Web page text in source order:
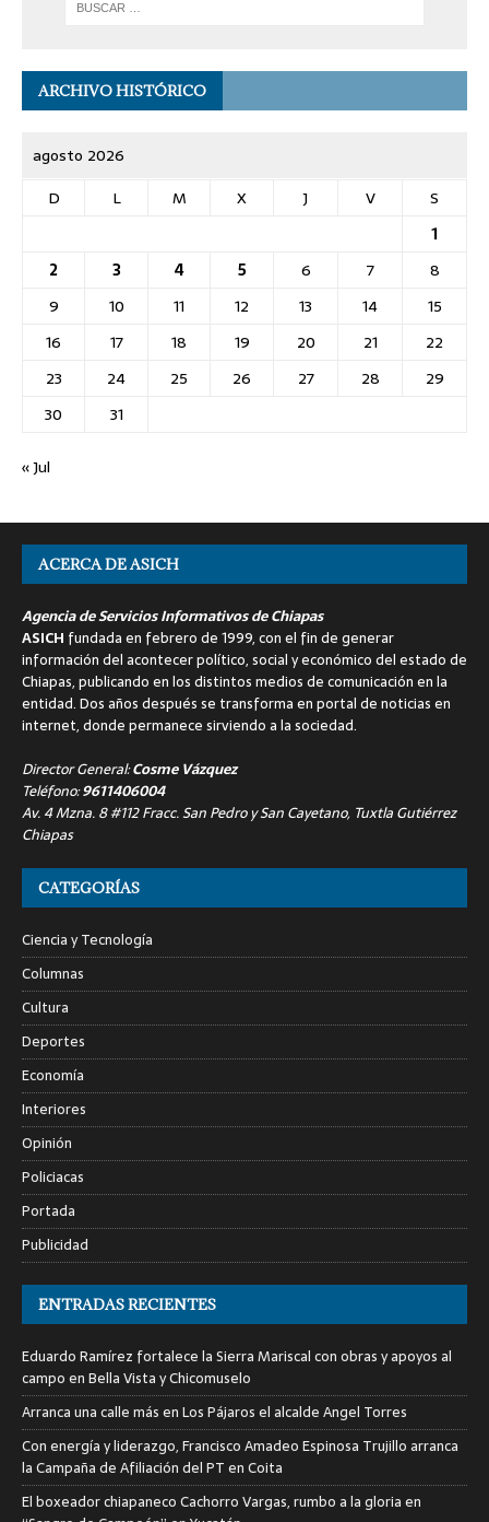
ARCHIVO HISTÓRICO
agosto 2026
D
L M X J V
S
1
2
3 4 5 6 7
8
9
10 11 12 13 14
15
16
17 18 19 20 21
22
23
24 25 26 27 28
29
30
31
« Jul
ACERCA DE ASICH
Agencia de Servicios Informativos de Chiapas
ASICH fundada en febrero de 1999, con el fin de generar
información del acontecer político, social y económico del estado de
Chiapas, publicando en los distintos medios de comunicación en la
entidad. Dos años después se transforma en portal de noticias en
internet, donde permanece sirviendo a la sociedad.
Director General:Cosme Vázquez
Teléfono:9611406004
Av. 4 Mzna. 8 #112 Fracc. San Pedro y San Cayetano, Tuxtla Gutiérrez
Chiapas
CATEGORÍAS
Ciencia y Tecnología
Columnas
Cultura
Deportes
Economía
Interiores
Opinión
Policiacas
Portada
Publicidad
ENTRADAS RECIENTES
Eduardo Ramírez fortalece la Sierra Mariscal con obras y apoyos al
campo en Bella Vista y Chicomuselo
Arranca una calle más en Los Pájaros el alcalde Angel Torres
Con energía y liderazgo, Francisco Amadeo Espinosa Trujillo arranca
la Campaña de Afiliación del PT en Coita
El boxeador chiapaneco Cachorro Vargas, rumbo a la gloria en